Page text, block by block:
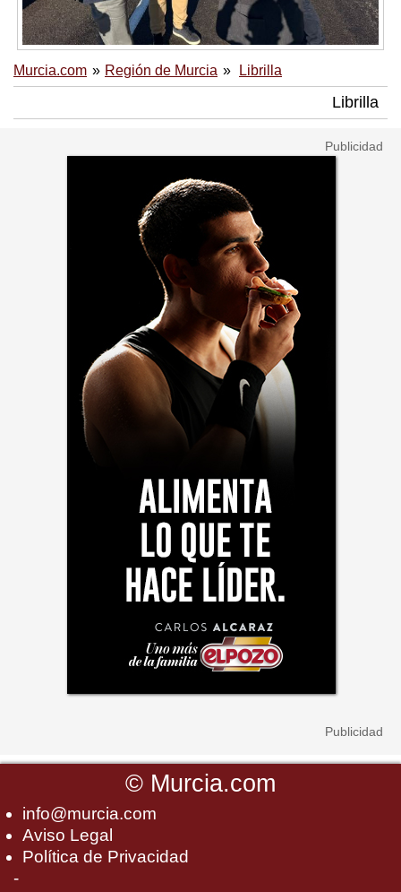
Murcia.com Región de Murcia Librilla
Librilla
© Murcia.com
info@murcia.com
Aviso Legal
Política de Privacidad
-